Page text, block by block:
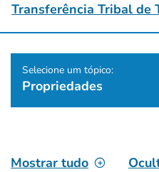
Transferência Tribal de
Selecione um tópico:
Propriedades
Mostrar tudo